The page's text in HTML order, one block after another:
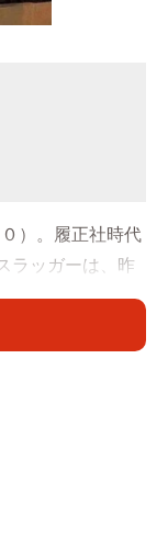
）。履正社時代
ラッガーは、昨
夏以来となる甲